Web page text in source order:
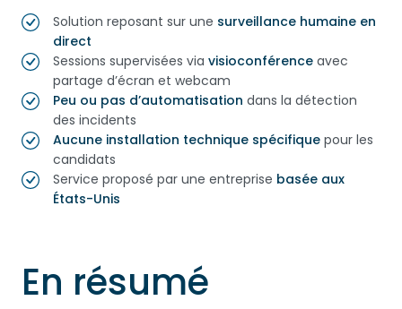
Solution reposant sur une surveillance humaine en
direct
Sessions supervisées via visioconférence avec
partage d’écran et webcam
Peu ou pas d’automatisation dans la détection
des incidents
Aucune installation technique spécifique pour les
candidats
Service proposé par une entreprise basée aux
États-Unis
En résumé